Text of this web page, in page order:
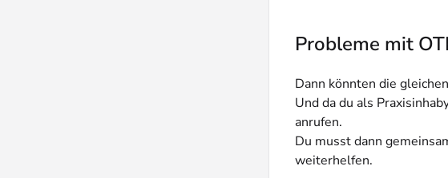
Probleme mit
Dann könnten die
Und da du als
anrufen.
Du musst dann
weiterhelfen.